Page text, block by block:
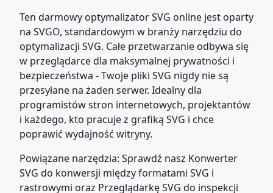
Ten darmowy optymalizator SVG online jest oparty
na SVGO, standardowym w branży narzędziu do
optymalizacji SVG. Całe przetwarzanie odbywa się
w przeglądarce dla maksymalnej prywatności i
bezpieczeństwa - Twoje pliki SVG nigdy nie są
przesyłane na żaden serwer. Idealny dla
programistów stron internetowych, projektantów
i każdego, kto pracuje z grafiką SVG i chce
poprawić wydajność witryny.
Powiązane narzędzia: Sprawdź nasz Konwerter
SVG do konwersji między formatami SVG i
rastrowymi oraz Przeglądarkę SVG do inspekcji